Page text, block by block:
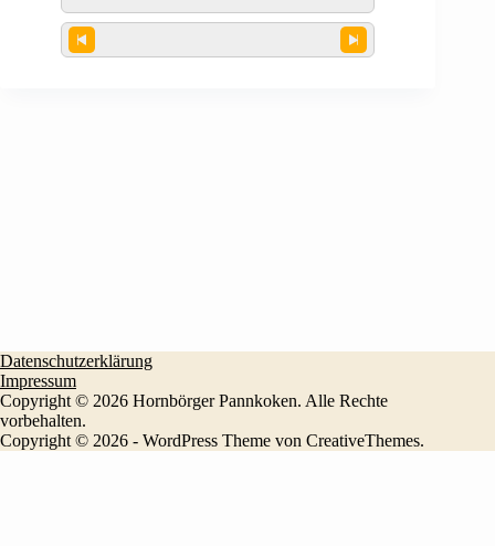
Datenschutzerklärung
Impressum
Copyright © 2026 Hornbörger Pannkoken. Alle Rechte
vorbehalten.
Copyright © 2026 - WordPress Theme von CreativeThemes.